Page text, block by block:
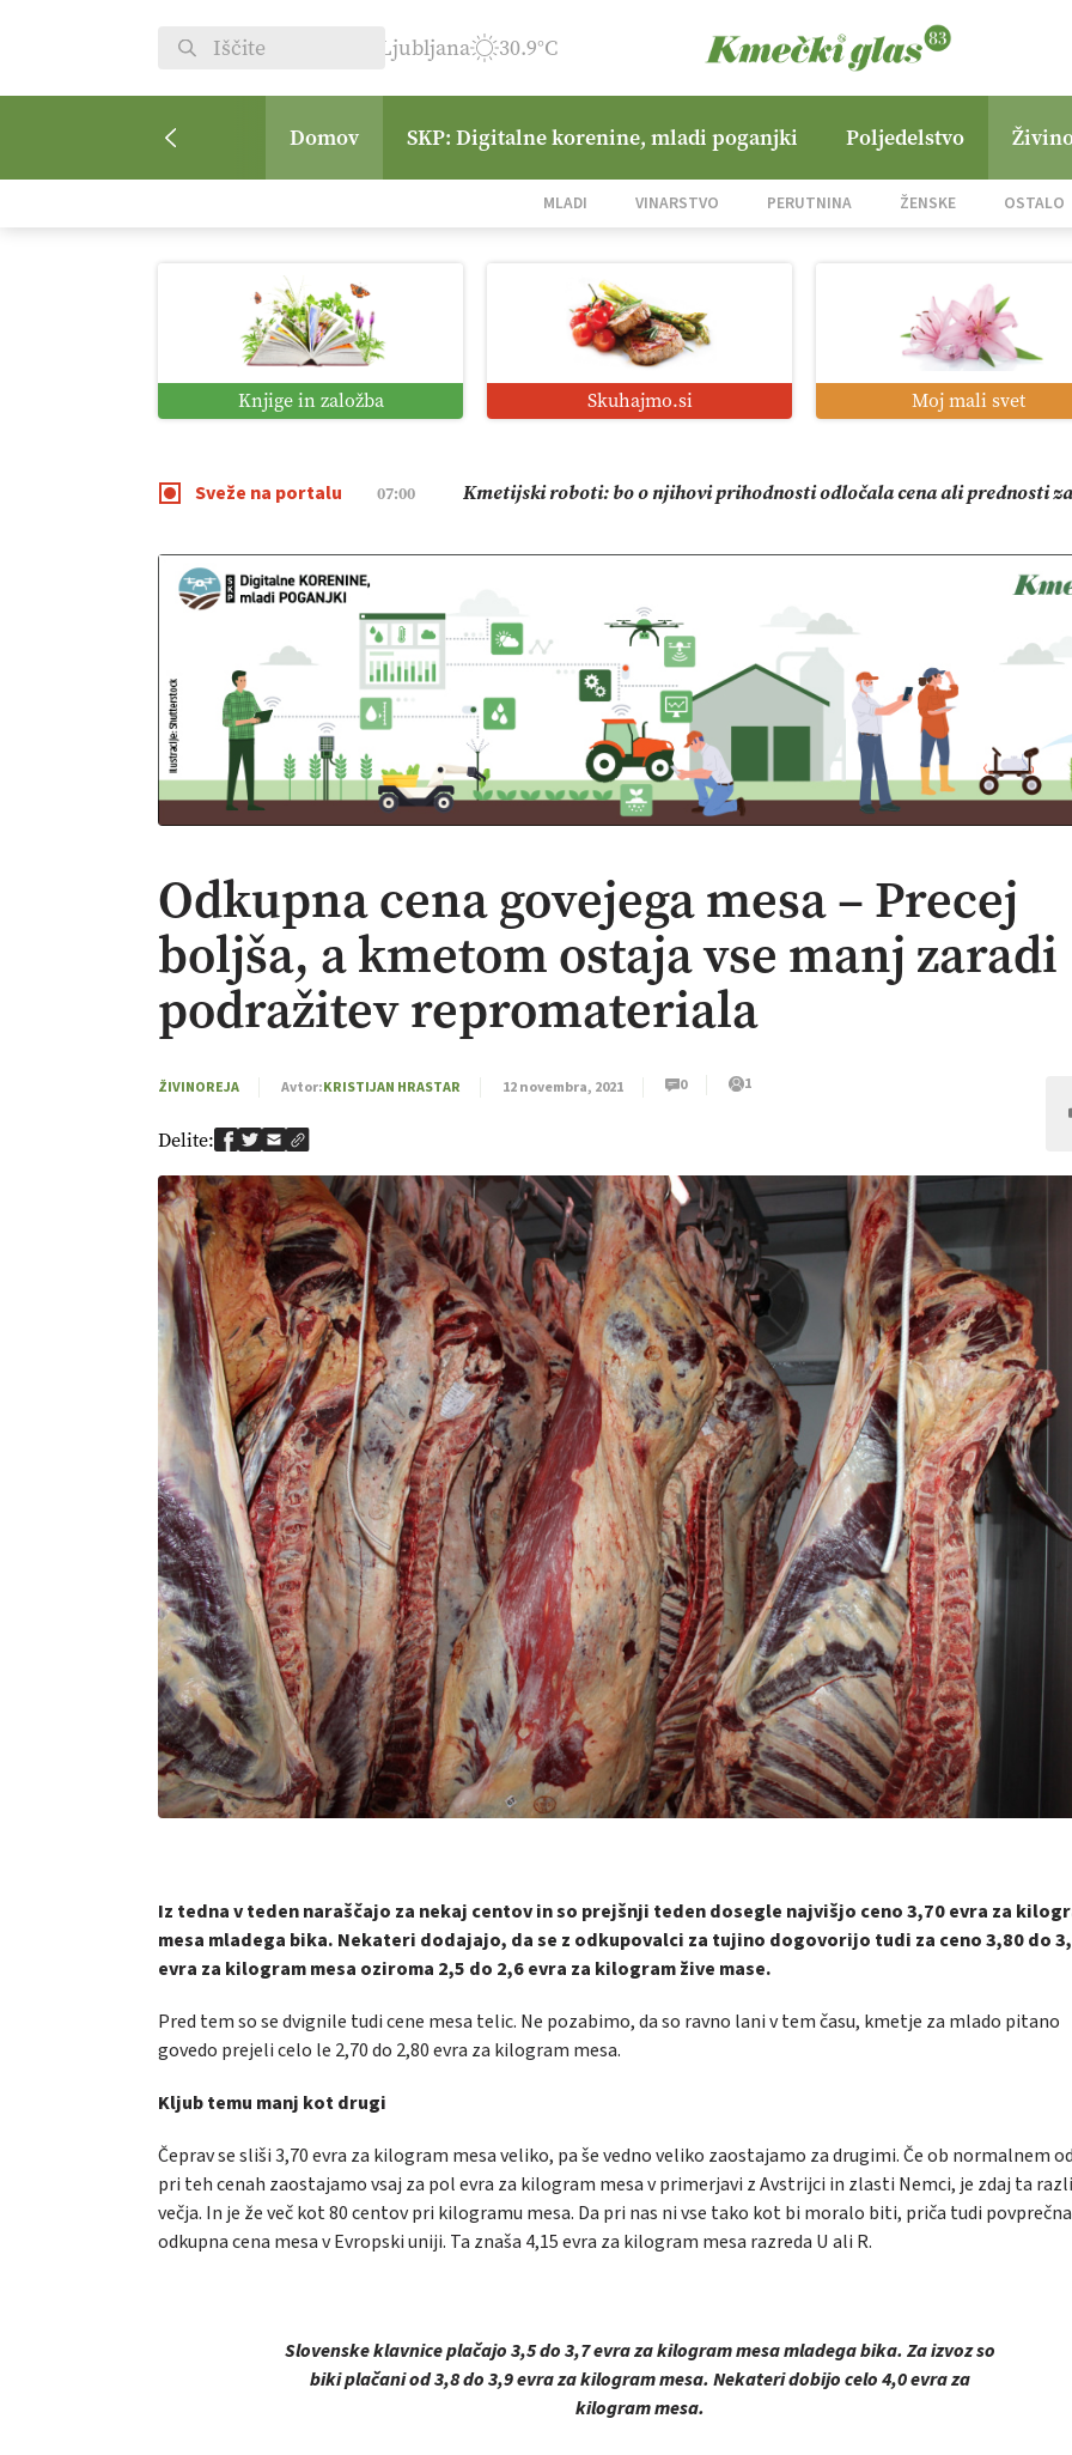
Ljubljana 30.9°C
Domov SKP: Digitalne korenine, mladi poganjki Poljedelstvo
MLADI VINARSTVO PERUTNINA ŽENSKE OSTALO
Knjige in založba Skuhajmo.si Moj mali svet
Sveže na portalu
12:11 Digitalizacija z GPS navigacijo in avtonomnimi sistemi
08:50 Vrt Dvorjane Hills
07:00 Kmetijski roboti: bo o njihovi prihodnosti odločala cena ali prednosti
01:38 Digitalno od satelita do prašičjega korita
Odkupna cena govejega mesa – Precej
boljša, a kmetom ostaja vse manj zaradi
podražitev repromateriala
ŽIVINOREJA Avtor:KRISTIJAN HRASTAR 12 novembra, 2021 0 1
Delite:
Iz tedna v teden naraščajo za nekaj centov in so prejšnji teden dosegle najvišjo ceno 3,70 evra za
mesa mladega bika. Nekateri dodajajo, da se z odkupovalci za tujino dogovorijo tudi za ceno 3,80 do
evra za kilogram mesa oziroma 2,5 do 2,6 evra za kilogram žive mase.
Pred tem so se dvignile tudi cene mesa telic. Ne pozabimo, da so ravno lani v tem času, kmetje za mlado pitano
govedo prejeli celo le 2,70 do 2,80 evra za kilogram mesa.
Kljub temu manj kot drugi
Čeprav se sliši 3,70 evra za kilogram mesa veliko, pa še vedno veliko zaostajamo za drugimi. Če ob normalnem
pri teh cenah zaostajamo vsaj za pol evra za kilogram mesa v primerjavi z Avstrijci in zlasti Nemci, je zdaj ta
večja. In je že več kot 80 centov pri kilogramu mesa. Da pri nas ni vse tako kot bi moralo biti, priča tudi povprečna
odkupna cena mesa v Evropski uniji. Ta znaša 4,15 evra za kilogram mesa razreda U ali R.
Slovenske klavnice plačajo 3,5 do 3,7 evra za kilogram mesa mladega bika. Za izvoz so
biki plačani od 3,8 do 3,9 evra za kilogram mesa. Nekateri dobijo celo 4,0 evra za
kilogram mesa.